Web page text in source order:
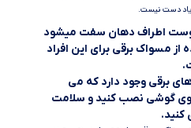
زیاد دست نیست.
پوست اطراف دهان سفت میشود
از مسواک برقی برای این افراد
برقی وجود دارد که می
روی گوشی نصب کنید و سلامت
کنید.